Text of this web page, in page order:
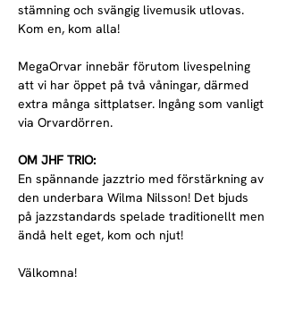
stämning och svängig livemusik utlovas.
Kom en, kom alla!
MegaOrvar innebär förutom livespelning
att vi har öppet på två våningar, därmed
extra många sittplatser. Ingång som vanligt
via Orvardörren.
OM JHF TRIO:
En spännande jazztrio med förstärkning av
den underbara Wilma Nilsson! Det bjuds
på jazzstandards spelade traditionellt men
ändå helt eget, kom och njut!
Välkomna!